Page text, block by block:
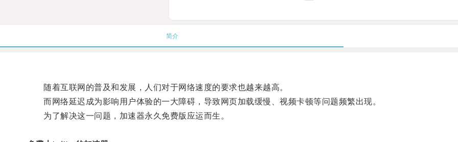
简介
随着互联网的普及和发展，人们对于网络速度的要求也越来越高。
而网络延迟成为影响用户体验的一大障碍，导致网页加载缓慢、视频卡顿等问题频繁出现。
为了解决这一问题，加速器永久免费版应运而生。